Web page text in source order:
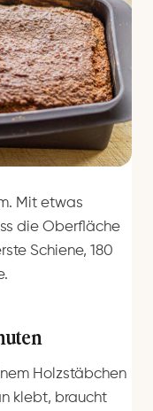
Mit etwas
die Oberfläche
Schiene, 180
Holzstäbchen
klebt, braucht